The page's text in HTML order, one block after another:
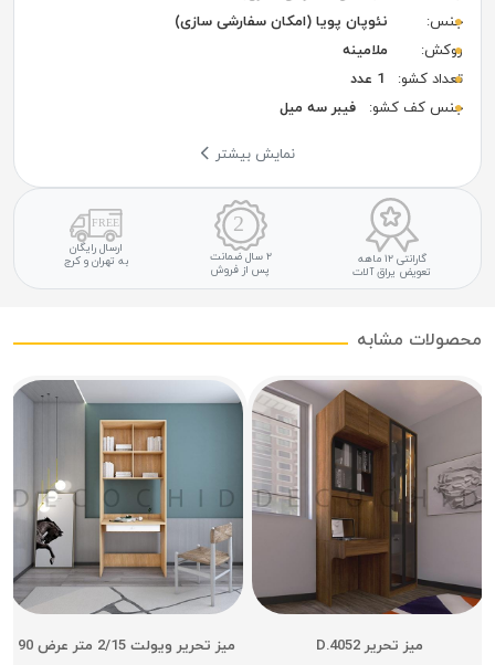
جنس:
نئوپان پویا (امکان سفارشی سازی)
روکش:
ملامینه
تعداد کشو:
1 عدد
جنس کف کشو:
فیبر سه میل
نمایش بیشتر
گارانتی ۱۲ ماهه
تعویض یراق آلات
۲ سال ضمانت
پس از فروش
ارسال رایگان
به تهران و کرج
محصولات مشابه
میز تحریر D.4052
میز تحریر ویولت 2/15 متر عرض 90